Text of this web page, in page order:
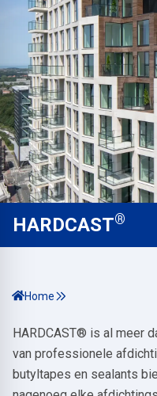
Home
HARDCAST® is al meer
van professionele
butyltapes en sealants
HARDCAST®